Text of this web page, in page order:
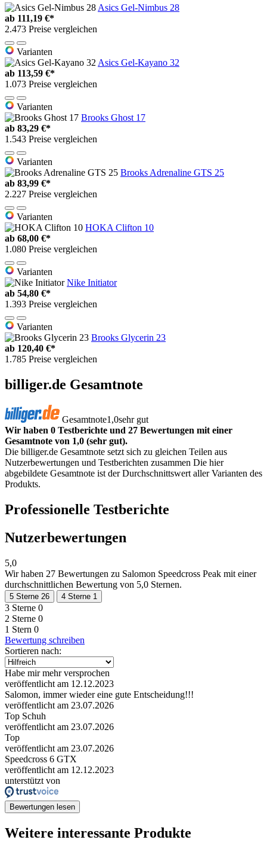
Asics Gel-Nimbus 28
ab 111,19 €*
2.473 Preise vergleichen
Varianten
Asics Gel-Kayano 32
ab 113,59 €*
1.073 Preise vergleichen
Varianten
Brooks Ghost 17
ab 83,29 €*
1.543 Preise vergleichen
Varianten
Brooks Adrenaline GTS 25
ab 83,99 €*
2.227 Preise vergleichen
Varianten
HOKA Clifton 10
ab 68,00 €*
1.080 Preise vergleichen
Varianten
Nike Initiator
ab 54,80 €*
1.393 Preise vergleichen
Varianten
Brooks Glycerin 23
ab 120,40 €*
1.785 Preise vergleichen
billiger.de Gesamtnote
Gesamtnote1,0sehr gut
Wir haben 0 Testberichte und 27 Bewertungen mit einer
Gesamtnote von 1,0 (sehr gut).
Die billiger.de Gesamtnote setzt sich zu gleichen Teilen aus
Nutzerbewertungen und Testberichten zusammen Die hier
abgebildete Gesamtnote ist der Durchschnittswert aller Varianten des
Produkts.
Professionelle Testberichte
Nutzerbewertungen
5,0
Wir haben 27 Bewertungen zu Salomon Speedcross Peak mit einer
durchschnittlichen Bewertung von 5,0 Sternen.
5 Sterne 26 4 Sterne 1
3 Sterne 0
2 Sterne 0
1 Stern 0
Bewertung schreiben
Sortieren nach:
Habe mir mehr versprochen
veröffentlicht am 12.12.2023
Salomon, immer wieder eine gute Entscheidung!!!
veröffentlicht am 23.07.2026
Top Schuh
veröffentlicht am 23.07.2026
Top
veröffentlicht am 23.07.2026
Speedcross 6 GTX
veröffentlicht am 12.12.2023
unterstützt von
Bewertungen lesen
Weitere interessante Produkte